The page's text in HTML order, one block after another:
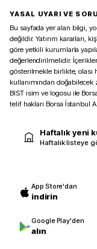
YASAL UYARI VE
Bu sayfada yer alan bilgi,
değildir. Yatırım kararları,
göre yetkili kurumlarla
değerlendirilmelidir.
gösterilmekle birlikte, olası
kullanımından
BIST isim ve logosu ile
telif hakları Borsa İstanbul
Haftalık yeni
Haftalık listeye
App Store'dan
indirin
Google Play'den
alın